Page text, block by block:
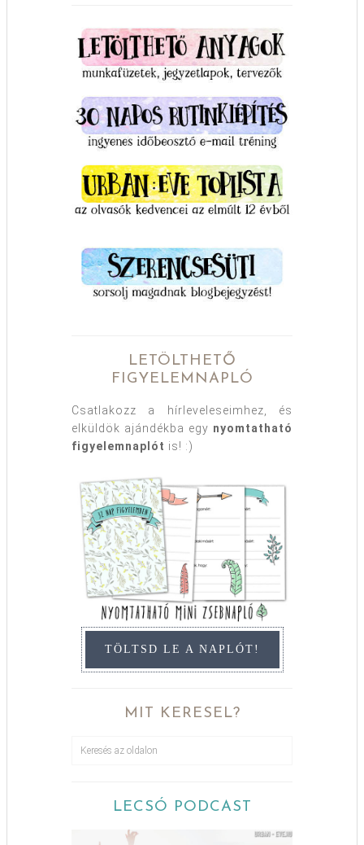
LETÖLTHETŐ
FIGYELEMNAPLÓ
Csatlakozz a hírleveleseimhez, és
elküldök ajándékba egy nyomtatható
figyelemnaplót is! :)
TÖLTSD LE A NAPLÓT!
MIT KERESEL?
LECSÓ PODCAST